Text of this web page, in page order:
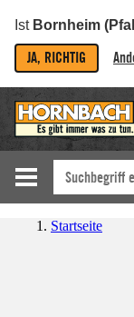
Ist Bornheim
JA, RICHTIG
Startseite